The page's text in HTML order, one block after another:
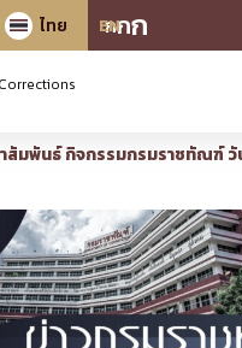
กกก
ไทย
EN
สัมพันธ์ กิจกรรมกรมราชทัณฑ์ วั